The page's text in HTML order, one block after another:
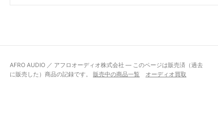
AFRO AUDIO ／ アフロオーディオ株式会社 — このページは販売済（過去
に販売した）商品の記録です。 販売中の商品一覧 オーディオ買取